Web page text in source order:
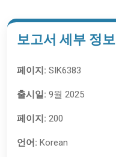
보고서 세부 정보
페이지: SIK6383
출시일: 9월 2025
페이지: 200
언어: Korean